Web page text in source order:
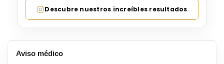
Descubre nuestros increíbles resultados
Aviso médico